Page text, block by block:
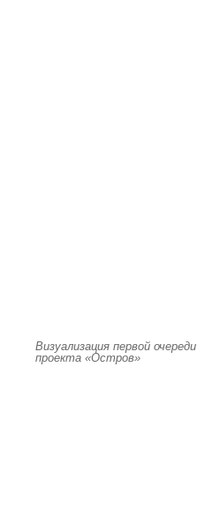
Визуализация первой
проекта «Остров»